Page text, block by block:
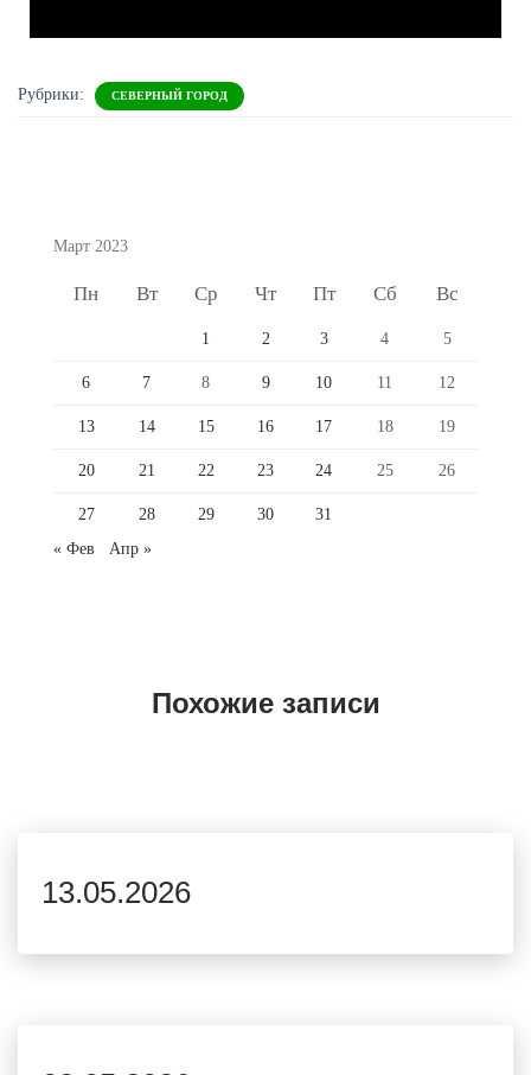
Рубрики: СЕВЕРНЫЙ ГОРОД
Март 2023
Пн Вт Ср Чт Пт Сб Вс
1 2 3 4 5
6 7 8 9 10 11 12
13 14 15 16 17 18 19
20 21 22 23 24 25 26
27 28 29 30
31
« Фев
Апр »
Похожие записи
13.05.2026